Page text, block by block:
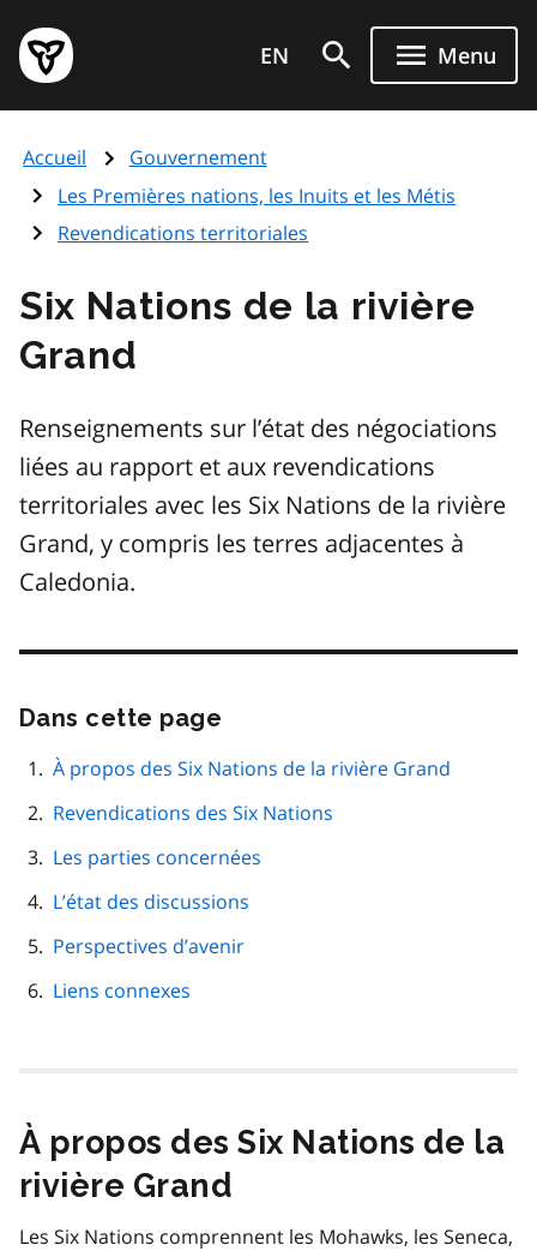
au
contenu
principal
Page
d'accueil
de
l'Ontario
EN Menu
Accueil
Gouvernement
Les Premières nations, les Inuits et les Métis
Revendications territoriales
Six Nations de la rivière
Grand
Renseignements sur l’état des négociations
liées au rapport et aux revendications
territoriales avec les Six Nations de la rivière
Grand, y compris les terres adjacentes à
Caledonia.
Dans cette page
navigation
page
À propos des Six Nations de la rivière Grand
Revendications des Six Nations
Les parties concernées
L’état des discussions
Perspectives d’avenir
Liens connexes
À propos des Six Nations de la
rivière Grand
Les Six Nations comprennent les Mohawks, les Seneca,